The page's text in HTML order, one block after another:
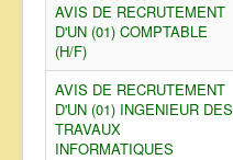
CONTACTS
TELECHARGEMENTS
ANNONCES
AVIS DE RECRUTEMENT
D'UN (01) COMPTABLE
(H/F)
AVIS DE RECRUTEMENT
D'UN (01) INGENIEUR DES
TRAVAUX
INFORMATIQUES